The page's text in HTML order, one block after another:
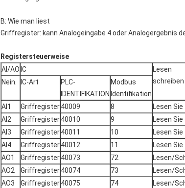
B: Wie man liest
Griffregister: kann Analogeingabe 4 oder Analogergebnis
Registersteuerweise
AI/AO IC
Lesen
schreiben
Nein.
IC-Art
PLC-
IDENTIFIKATION
Modbus
Identifikation
AI1
Griffregister40009 8 Lesen Sie
AI2
Griffregister40010 9 Lesen Sie
AI3
Griffregister40011 10 Lesen Sie
AI4
Griffregister40012 11 Lesen Sie
AO1
Griffregister40073 72 Lesen/
AO2
Griffregister40074 73 Lesen/
AO3
Griffregister40075 74 Lesen/